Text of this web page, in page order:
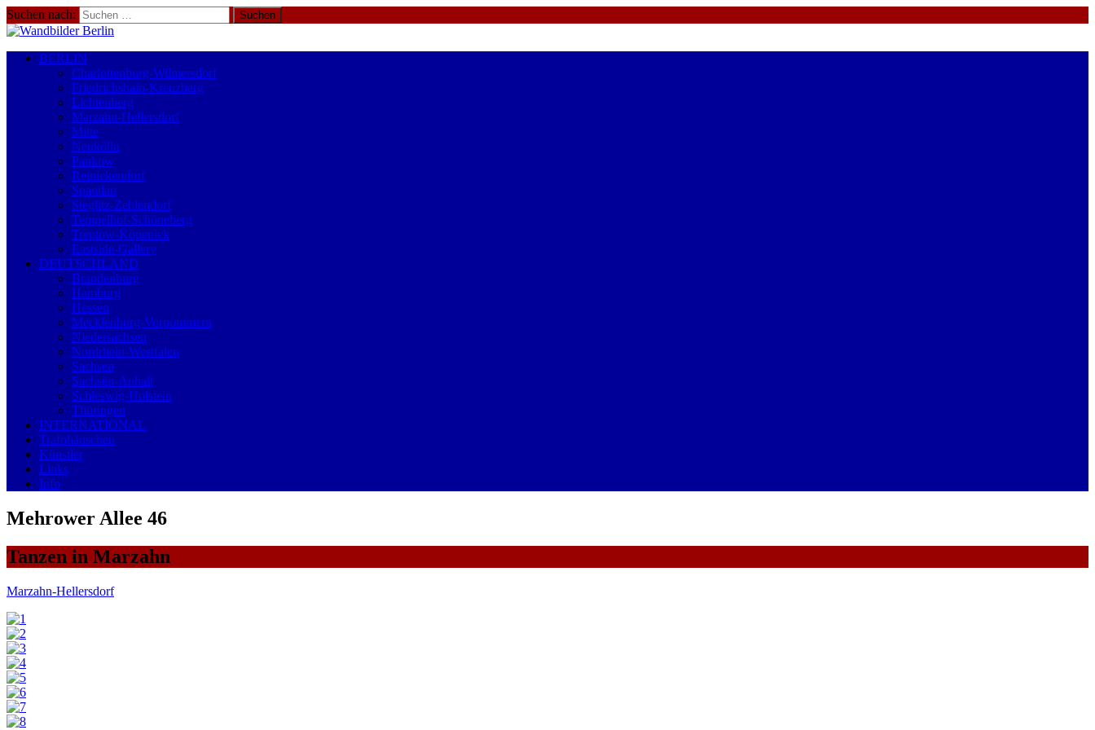
Suchen nach:
BERLIN
Charlottenburg-Wilmersdorf
Friedrichshain-Kreuzberg
Lichtenberg
Marzahn-Hellersdorf
Mitte
Neukölln
Pankow
Reinickendorf
Spandau
Steglitz-Zehlendorf
Tempelhof-Schöneberg
Treptow-Köpenick
Eastside-Gallery
DEUTSCHLAND
Brandenburg
Hamburg
Hessen
Mecklenburg-Vorpommern
Niedersachsen
Nordrhein-Westfalen
Sachsen
Sachsen-Anhalt
Schleswig-Holstein
Thüringen
INTERNATIONAL
Trafohäuschen
Künstler
Links
Info
Mehrower Allee 46
Tanzen in Marzahn
Marzahn-Hellersdorf